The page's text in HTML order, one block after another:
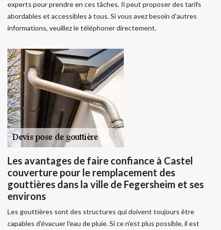
experts pour prendre en ces tâches. Il peut proposer des tarifs
abordables et accessibles à tous. Si vous avez besoin d'autres
informations, veuillez le téléphoner directement.
Les avantages de faire confiance à Castel
couverture pour le remplacement des
gouttières dans la ville de Fegersheim et ses
environs
Les gouttières sont des structures qui doivent toujours être
capables d'évacuer l'eau de pluie. Si ce n'est plus possible, il est